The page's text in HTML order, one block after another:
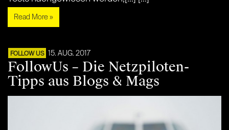
Read More »
FOLLOW US 15. AUG. 2017
FollowUs – Die Netzpiloten-
Tipps aus Blogs & Mags